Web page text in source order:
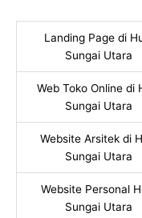
Landing Page di
Sungai Utara
Web Toko Online di
Sungai Utara
Website Arsitek di
Sungai Utara
Website Personal
Sungai Utara